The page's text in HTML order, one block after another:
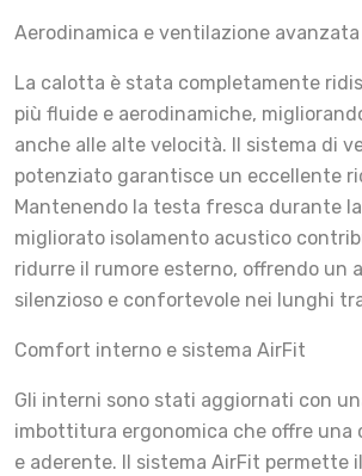
Aerodinamica e ventilazione avanzata
La calotta è stata completamente
più fluide e aerodinamiche,
anche alle alte velocità. Il sistema di
potenziato garantisce un eccellente
Mantenendo la testa fresca durante la
migliorato isolamento acustico
ridurre il rumore esterno, offrendo un
silenzioso e confortevole nei lunghi
Comfort interno e sistema AirFit
Gli interni sono stati aggiornati con
imbottitura ergonomica che offre una
e aderente. Il sistema AirFit permette